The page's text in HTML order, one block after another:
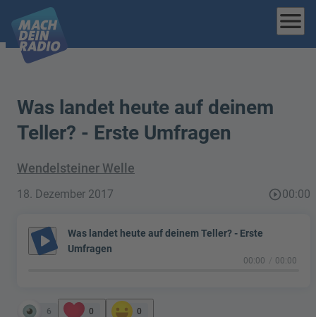
menu
Was landet heute auf deinem
Teller? - Erste Umfragen
Wendelsteiner Welle
18. Dezember 2017 play_circle_outline00:00
play_arrow
Was landet heute auf deinem Teller? - Erste
Umfragen
00:00 00:00
6 0 0